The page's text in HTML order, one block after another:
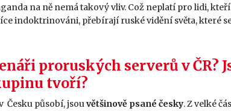
na ně nemá takový vliv. Což neplatí pro lidi,
indoktrinováni, přebírají ruské vidění světa, které
proruských serverů v ČR?
tvoří?
Česku působí, jsouvětšinově psané česky. Z velké